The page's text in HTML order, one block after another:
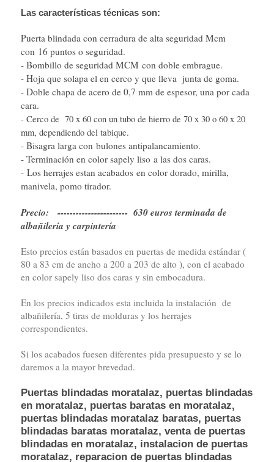
Las características técnicas son:
Puerta blindada con cerradura de alta seguridad Mcm
con 16 puntos o seguridad.
- Bombillo de seguridad MCM con doble embrague.
- Hoja que solapa el en cerco y que lleva junta de goma.
- Doble chapa de acero de 0,7 mm de espesor, una por cada
cara.
- Cerco de 70 x 60 con un tubo de hierro de 70 x 30 o 60 x 20
mm, dependiendo del tabique.
- Bisagra larga con bulones antipalancamiento.
- Terminación en color sapely liso a las dos caras.
- Los herrajes estan acabados en color dorado, mirilla,
manivela, pomo tirador.
Precio: ----------------------- 630 euros terminada de
albañilería y carpintería
Esto precios están basados en puertas de medida estándar (
80 a 83 cm de ancho a 200 a 203 de alto ), con el acabado
en color sapely liso dos caras y sin embocadura.
En los precios indicados esta incluida la instalación de
albañilería, 5 tiras de molduras y los herrajes
correspondientes.
Si los acabados fuesen diferentes pida presupuesto y se lo
daremos a la mayor brevedad.
Puertas blindadas moratalaz, puertas blindadas
en moratalaz, puertas baratas en moratalaz,
puertas blindadas moratalaz baratas, puertas
blindadas baratas moratalaz, venta de puertas
blindadas en moratalaz, instalacion de puertas
moratalaz, reparacion de puertas blindadas